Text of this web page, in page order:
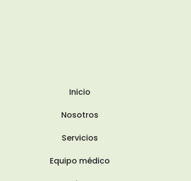
Inicio
Nosotros
Servicios
Equipo médico